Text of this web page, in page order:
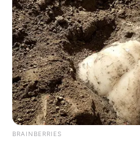
Foto suministrada por la
Por:Jenny Rocio Angarita
Enero 6, 2022
BRAINBERRIES